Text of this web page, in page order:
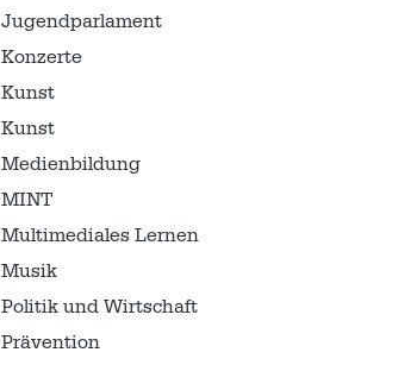
Jugendparlament
Konzerte
Kunst
Kunst
Medienbildung
MINT
Multimediales Lernen
Musik
Politik und Wirtschaft
Prävention